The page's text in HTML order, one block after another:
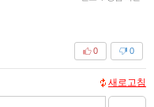
0
0
새로고침